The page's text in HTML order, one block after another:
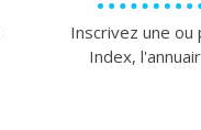
Inscrivez une
Index,